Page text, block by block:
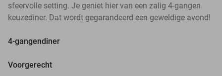
sfeervolle setting. Je geniet hier van een zalig 4-gangen
keuzediner. Dat wordt gegarandeerd een geweldige avond!
4-gangendiner
Voorgerecht